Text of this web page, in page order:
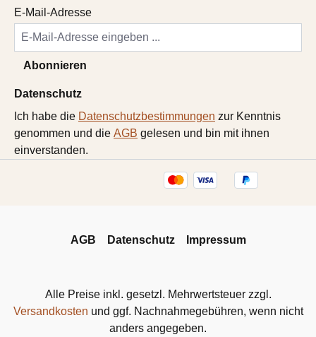
E-Mail-Adresse
Abonnieren
Datenschutz
Ich habe die Datenschutzbestimmungen zur Kenntnis
genommen und die AGB gelesen und bin mit ihnen
einverstanden.
AGB Datenschutz Impressum
Alle Preise inkl. gesetzl. Mehrwertsteuer zzgl.
Versandkosten und ggf. Nachnahmegebühren, wenn nicht
anders angegeben.